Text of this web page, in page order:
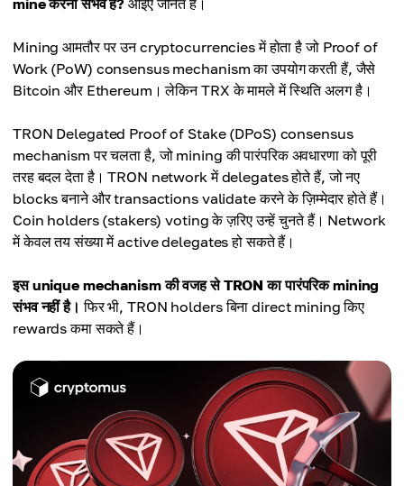
mine करना संभव है? आइए जानते हैं।
Mining आमतौर पर उन cryptocurrencies में होता है जो Proof of
Work (PoW) consensus mechanism का उपयोग करती हैं, जैसे
Bitcoin और Ethereum। लेकिन TRX के मामले में स्थिति अलग है।
TRON Delegated Proof of Stake (DPoS) consensus
mechanism पर चलता है, जो mining की पारंपरिक अवधारणा को पूरी
तरह बदल देता है। TRON network में delegates होते हैं, जो नए
blocks बनाने और transactions validate करने के ज़िम्मेदार होते हैं।
Coin holders (stakers) voting के ज़रिए उन्हें चुनते हैं। Network
में केवल तय संख्या में active delegates हो सकते हैं।
इस unique mechanism की वजह से TRON का पारंपरिक mining
संभव नहीं है। फिर भी, TRON holders बिना direct mining किए
rewards कमा सकते हैं।